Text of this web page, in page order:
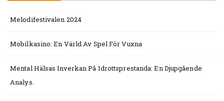
Melodifestivalen 2024
Mobilkasino: En Värld Av Spel För Vuxna
Mental Hälsas Inverkan På Idrottsprestanda: En Djupgående
Analys.